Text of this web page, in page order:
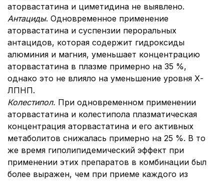
аторвастатина и циметидина не выявлено.
Антациды. Одновременное применение
аторвастатина и суспензии пероральных
антацидов, которая содержит гидроксиды
алюминия и магния, уменьшает концентрацию
аторвастатина в плазме примерно на 35 %,
однако это не влияло на уменьшение уровня Х-
ЛПНП.
Колестипол. При одновременном применении
аторвастатина и колестипола плазматическая
концентрация аторвастатина и его активных
метаболитов снижалась примерно на 25 %. В то
же время гиполипидемический эффект при
применении этих препаратов в комбинации был
более выражен, чем при приеме каждого из